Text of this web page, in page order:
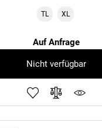
TL XL
Auf Anfrage
Nicht verfügbar